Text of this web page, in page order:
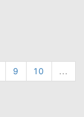
9 10
...